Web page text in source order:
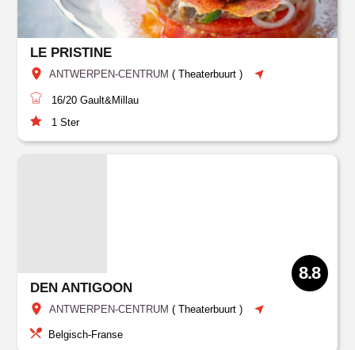
LE PRISTINE
ANTWERPEN-CENTRUM (Theaterbuurt )
16/20 Gault&Millau
1 Ster
DEN ANTIGOON
ANTWERPEN-CENTRUM (Theaterbuurt )
8.8
Belgisch-Franse